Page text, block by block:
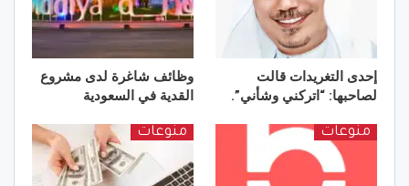
إحدى التغريدات قالت
لصاحبها: “اتركني وشأني”.
وظائف شاغرة لدى مشروع
القدية في السعودية
منوعات منوعات